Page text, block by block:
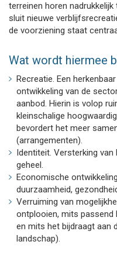
terreinen horen
sluit nieuwe
de voorziening staat
Wat wordt hiermee
Recreatie. Een
ontwikkeling van de
aanbod. Hierin is volop
kleinschalige
bevordert het meer
(arrangementen).
Identiteit. Versterking
geheel.
Economische
duurzaamheid,
Verruiming van
ontplooien, mits passend
en mits het bijdraagt aan
landschap).